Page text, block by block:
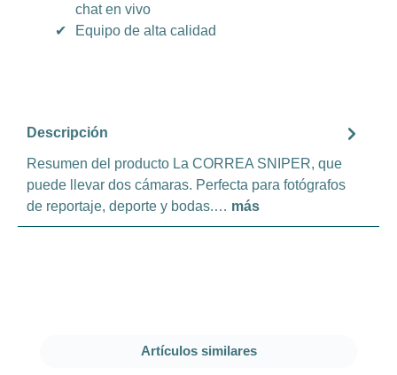
chat en vivo
✔
Equipo de alta calidad
Descripción
Resumen del producto La CORREA SNIPER, que
puede llevar dos cámaras. Perfecta para fotógrafos
de reportaje, deporte y bodas.… más
Omitir la galería de productos
Artículos similares